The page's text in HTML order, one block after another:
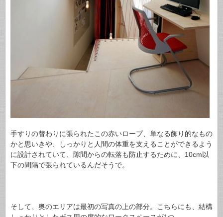
手すりの替わりに張られたこの赤いロープ、単なる飾り的なもの
かと思いきや、しっかりと人間の体重を支えることができるよう
に設計されていて、隙間からの転落も防止するために、10cm以
下の間隔で張られているんだそうで。
そして、奥のエリアは最初の写真の上の部分。こちらにも、結構